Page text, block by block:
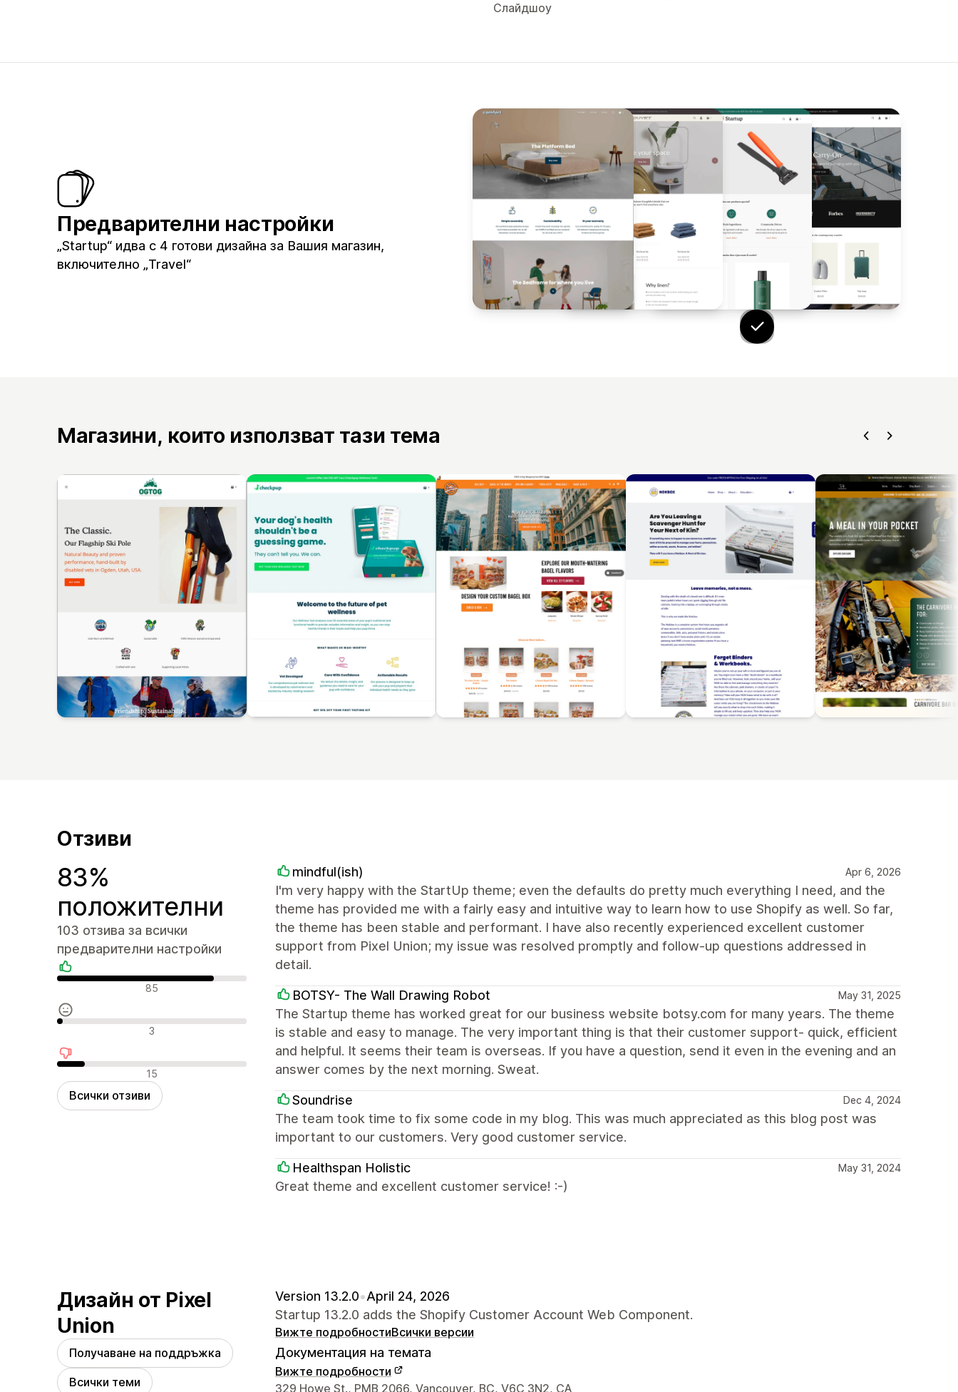
Слайдшоу
Предварителни настройки
„Startup“ идва с 4 готови дизайна за Вашия магазин,
включително „Travel“
Магазини, които използват тази тема
Отзиви
83%
положителни
103 отзива за всички
предварителни настройки
Положителни отзиви
85
Неутрални отзиви
3
Отрицателни отзиви
15
Всички отзиви
mindful(ish) Apr 6, 2026
I'm very happy with the StartUp theme; even the defaults do pretty much everything I need, and the
theme has provided me with a fairly easy and intuitive way to learn how to use Shopify as well. So far,
the theme has been stable and performant. I have also recently experienced excellent customer
support from Pixel Union; my issue was resolved promptly and follow-up questions addressed in
detail.
BOTSY- The Wall Drawing Robot May 31, 2025
The Startup theme has worked great for our business website botsy.com for many years. The theme
is stable and easy to manage. The very important thing is that their customer support- quick, efficient
and helpful. It seems their team is overseas. If you have a question, send it even in the evening and an
answer comes by the next morning. Sweat.
Soundrise Dec 4, 2024
The team took time to fix some code in my blog. This was much appreciated as this blog post was
important to our customers. Very good customer service.
Healthspan Holistic May 31, 2024
Great theme and excellent customer service! :-)
Дизайн от Pixel
Union
Получаване на поддръжка
Всички теми
Version 13.2.0•April 24, 2026
Startup 13.2.0 adds the Shopify Customer Account Web Component.
Вижте подробностиВсички версии
Документация на темата
Вижте подробности
Данни за връзка с дизайнера
329 Howe St., PMB 2066, Vancouver, BC, V6C 3N2, CA